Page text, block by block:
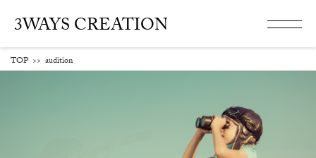
3WAYS CREATION
TOP >> audition